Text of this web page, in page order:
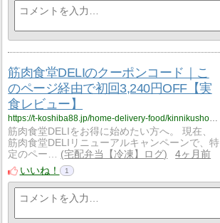
筋肉食堂DELIのクーポンコード｜こ
のページ経由で初回3,240円OFF【実
食レビュー】
https://t-koshiba88.jp/home-delivery-food/kinnikushokudo/kinnikushokudo-coupon/
筋肉食堂DELIをお得に始めたい方へ。 現在、
筋肉食堂DELIリニューアルキャンペーンで、特
定のペー…
宅配弁当【冷凍】ログ
4ヶ月前
いいね！
1